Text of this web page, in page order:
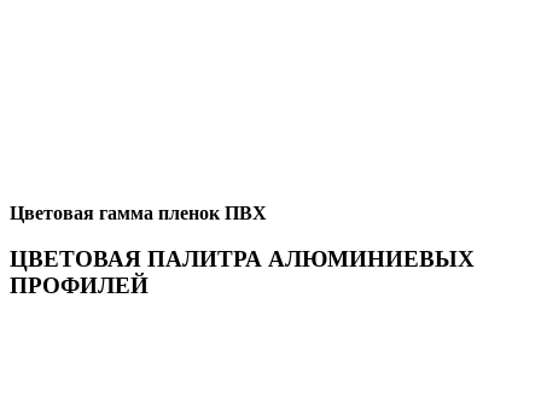
Цветовая гамма пленок ПВХ
ЦВЕТОВАЯ ПАЛИТРА АЛЮМИНИЕВЫХ
ПРОФИЛЕЙ